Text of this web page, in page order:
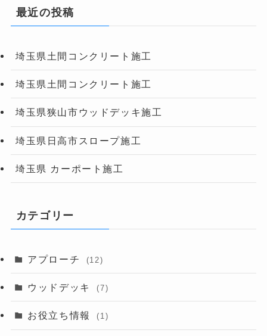
最近の投稿
埼玉県土間コンクリート施工
埼玉県土間コンクリート施工
埼玉県狭山市ウッドデッキ施工
埼玉県日高市スロープ施工
埼玉県 カーポート施工
カテゴリー
アプローチ (12)
ウッドデッキ (7)
お役立ち情報 (1)